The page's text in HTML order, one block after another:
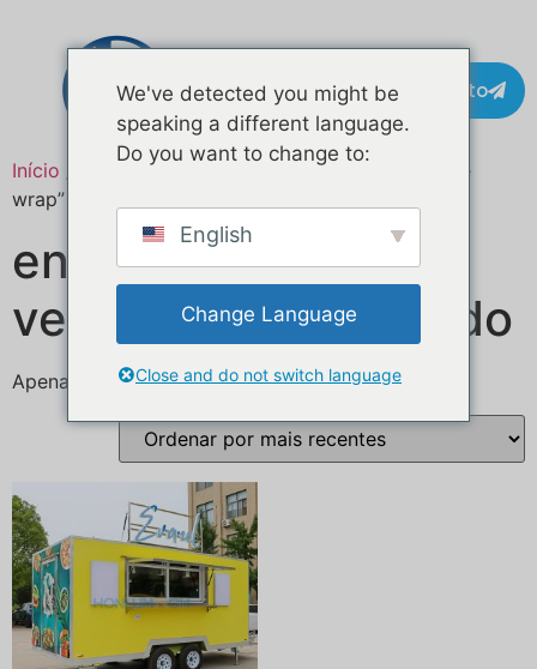
Contacto
Início / Produtos etiquetados com “custom vehicle
wrap”
envelopamento de
veículo personalizado
Apenas um resultado
We've detected you might be
speaking a different language.
Do you want to change to:
English
Change Language
Close and do not switch language